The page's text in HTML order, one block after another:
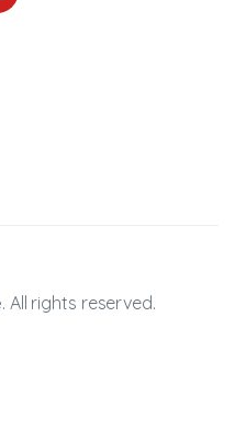
. All rights reserved.